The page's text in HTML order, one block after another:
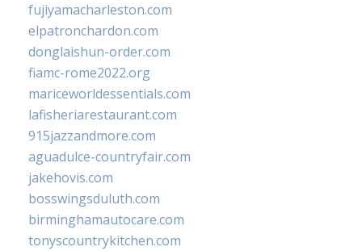
fujiyamacharleston.com
elpatronchardon.com
donglaishun-order.com
fiamc-rome2022.org
mariceworldessentials.com
lafisheriarestaurant.com
915jazzandmore.com
aguadulce-countryfair.com
jakehovis.com
bosswingsduluth.com
birminghamautocare.com
tonyscountrykitchen.com